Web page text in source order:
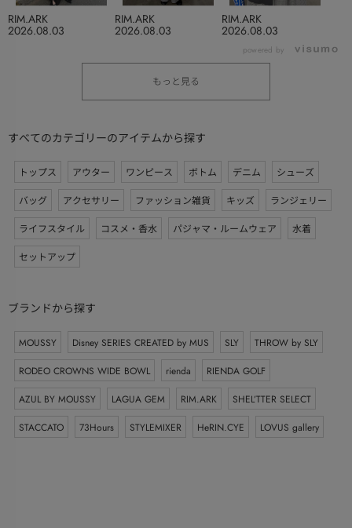
2026.08.03
RIM.ARK
2026.08.03
RIM.ARK
2026.08.03
RIM.ARK
powered by
もっと見る
すべてのカテゴリーのアイテムから探す
トップス アウター ワンピース ボトム デニム
シューズ
バッグ
アクセサリー ファッション雑貨 キッズ
ランジェリー
ライフスタイル
コスメ・香水 パジャマ・ルームウェア
水着
セットアップ
ブランドから探す
MOUSSY Disney SERIES CREATED by MUS SLY
THROW by SLY
RODEO CROWNS WIDE BOWL
rienda
RIENDA GOLF
AZUL BY MOUSSY
LAGUA GEM RIM.ARK
SHEL’TTER SELECT
STACCATO
73Hours STYLEMIXER HeRIN.CYE LOVUS gallery